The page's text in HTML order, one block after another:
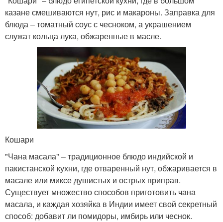
казане смешиваются нут, рис и макароны. Заправка для
блюда – томатный соус с чесноком, а украшением
служат кольца лука, обжаренные в масле.
Кошари
"Чана масала" – традиционное блюдо индийской и
пакистанской кухни, где отваренный нут, обжаривается в
масале или миксе душистых и острых приправ.
Существует множество способов приготовить чана
масала, и каждая хозяйка в Индии имеет свой секретный
способ: добавит ли помидоры, имбирь или чеснок.